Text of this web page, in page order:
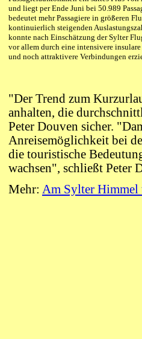
und liegt per Ende Juni bei 50.989
bedeutet mehr Passagiere in größeren
kontinuierlich steigenden
konnte nach Einschätzung der Sylter
vor allem durch eine intensivere
und noch attraktivere Verbindungen
"Der Trend zum
anhalten, die
Peter Douven sicher.
Anreisemöglichkeit bei
die touristische
wachsen", schließt Peter
Mehr: Am Sylter Himmel